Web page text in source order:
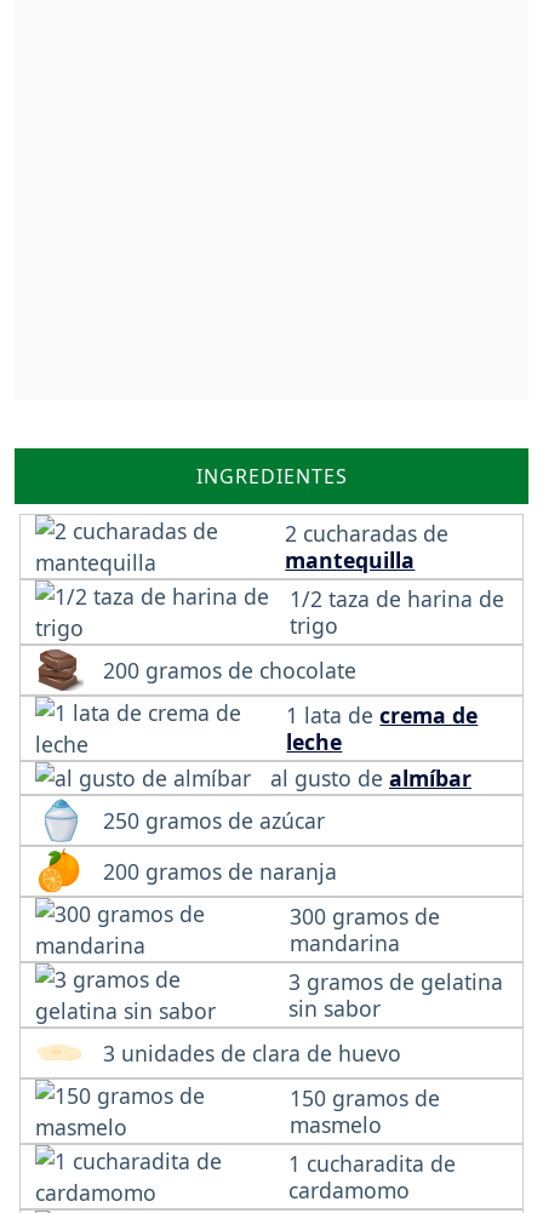
INGREDIENTES
2 cucharadas de
mantequilla
1/2 taza de harina de
trigo
200 gramos de chocolate
1 lata decrema de
leche
al gusto de almíbar
250 gramos de azúcar
200 gramos de naranja
300 gramos de
mandarina
3 gramos de gelatina
sin sabor
3 unidades de clara de huevo
150 gramos de
masmelo
1 cucharadita de
cardamomo